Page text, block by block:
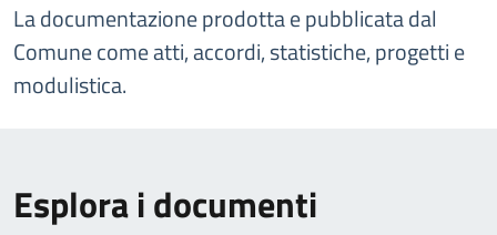
La documentazione prodotta e pubblicata dal
Comune come atti, accordi, statistiche, progetti e
modulistica.
Esplora i documenti